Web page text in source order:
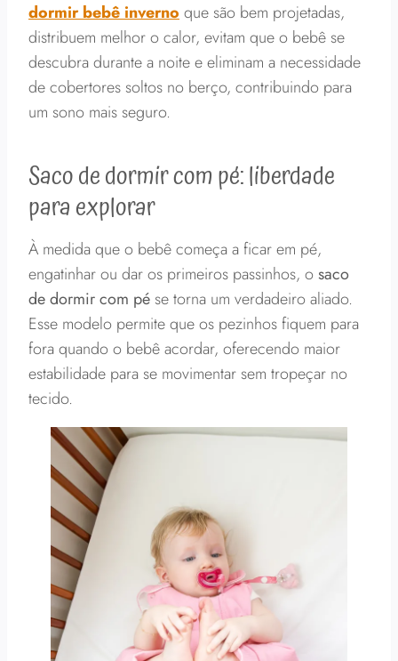
dormir bebê inverno que são bem projetadas,
distribuem melhor o calor, evitam que o bebê se
descubra durante a noite e eliminam a necessidade
de cobertores soltos no berço, contribuindo para
um sono mais seguro.
Saco de dormir com pé: liberdade
para explorar
À medida que o bebê começa a ficar em pé,
engatinhar ou dar os primeiros passinhos, osaco
de dormir com pé se torna um verdadeiro aliado.
Esse modelo permite que os pezinhos fiquem para
fora quando o bebê acordar, oferecendo maior
estabilidade para se movimentar sem tropeçar no
tecido.